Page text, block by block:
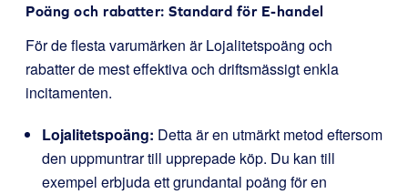
Poäng och rabatter: Standard för E-handel
För de flesta varumärken är Lojalitetspoäng och
rabatter de mest effektiva och driftsmässigt enkla
incitamenten.
Lojalitetspoäng: Detta är en utmärkt metod eftersom
den uppmuntrar till upprepade köp. Du kan till
exempel erbjuda ett grundantal poäng för en